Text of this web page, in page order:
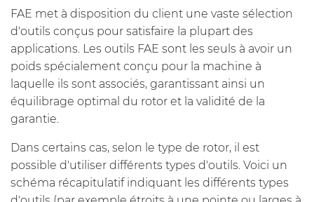
FAE met à disposition du client une vaste sélection
d'outils conçus pour satisfaire la plupart des
applications. Les outils FAE sont les seuls à avoir un
poids spécialement conçu pour la machine à
laquelle ils sont associés, garantissant ainsi un
équilibrage optimal du rotor et la validité de la
garantie.
Dans certains cas, selon le type de rotor, il est
possible d'utiliser différents types d'outils. Voici un
schéma récapitulatif indiquant les différents types